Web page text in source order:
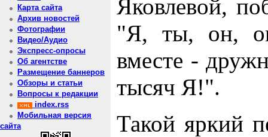
Карта сайта
Архив новостей
Фотографии
Видео/Аудио
Экспресс-опросы
Об агентстве
Размещение баннеров
Обзоры и статьи
Вопросы к редакции
index.rss
Мобильная версия
сайта
Яковлевой,
"Я, ты, он,
вместе -
тысяч Я!".
Такой яркий